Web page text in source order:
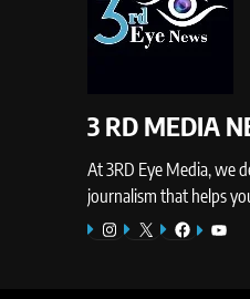
3 RD MEDIA
At 3RD Eye Media, we
journalism that helps
Instagram
X Facebook
YouTube